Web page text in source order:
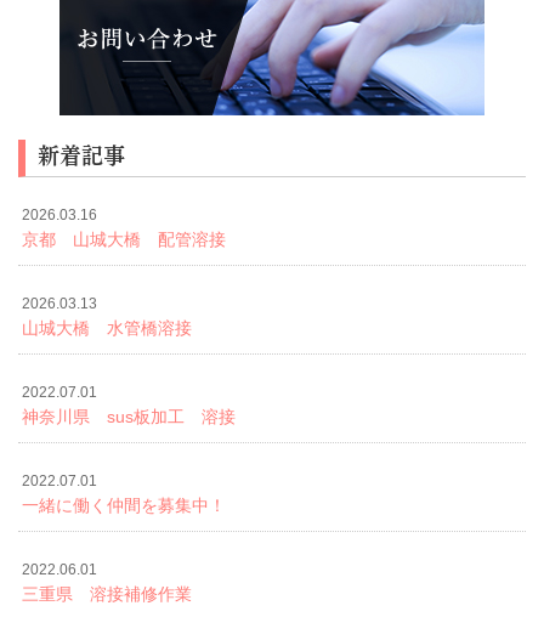
新着記事
2026.03.16
京都 山城大橋 配管溶接
2026.03.13
山城大橋 水管橋溶接
2022.07.01
神奈川県 sus板加工 溶接
2022.07.01
一緒に働く仲間を募集中！
2022.06.01
三重県 溶接補修作業